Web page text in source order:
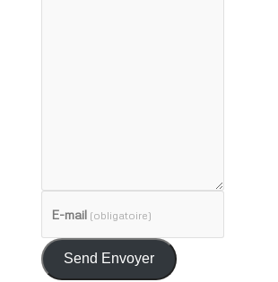
E-mail (obligatoire)
Send Envoyer